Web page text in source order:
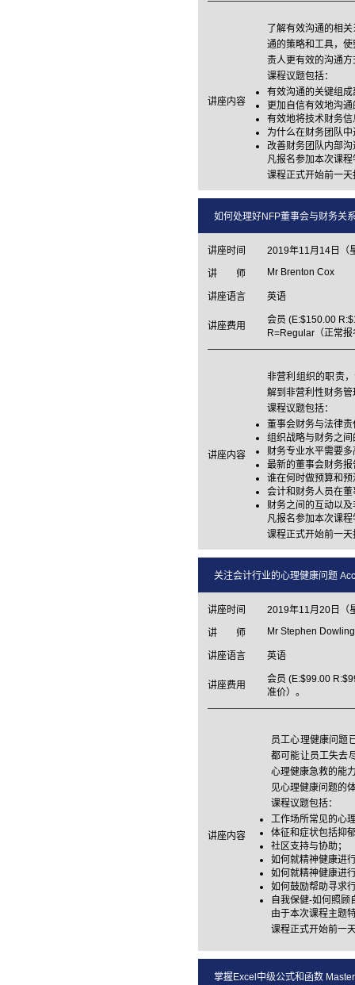
讲座内容
了解有效沟通的相
通的策略和工具，
责人更有效的沟通
课程议题包括：
有效沟通的关键组成
更加自信有效地沟
有效地将技术财务
为什么在财务团队
改善财务团队内部
凡报名参加本次课
课程正式开始前一
如何处理好NFP董事会与财务关
讲座时间 2019年11月14日（
讲 师 Mr Brenton Cox
讲座语言 英语
讲座费用
会员 (E:$150.00
R=Regular（正常报
讲座内容
非营利组织的职责
解到非营利性财务
课程议题包括：
董事会财务与法律
组织战略与财务之间
财务专业水平需要
最新的董事会财务报
谁在何时做预算和
会计和财务人员在
财务之间的互动以
凡报名参加本次课
课程正式开始前一
关注会计行业的心理健康问题
讲座时间 2019年11月20日（
讲 师 Mr Stephen
讲座语言 英语
讲座费用
会员 (E:$99.00
准价）。
讲座内容
员工心理健康问题
都可能让员工失去
心理健康急救的能
见心理健康问题的
课程议题包括：
工作场所常见的心
体征和症状包括抑
社区支持与协助；
如何就精神健康进
如何就精神健康进
如何鼓励帮助寻求
自我保健-如何照顾
由于本次课程主题
课程正式开始前一
掌握Excel中级公式和函数